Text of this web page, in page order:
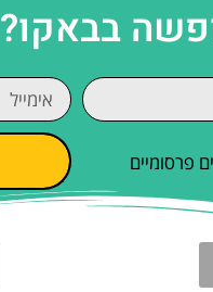
בבאקו?
פרסומיים